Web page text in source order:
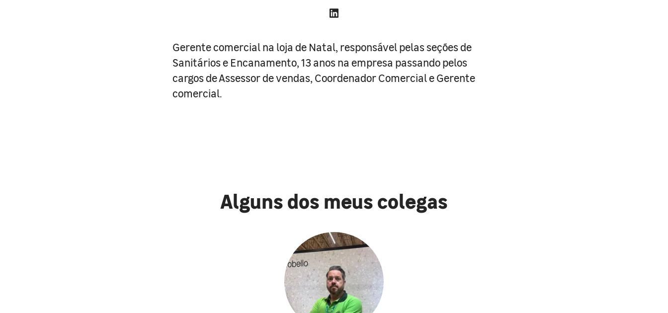
Gerente comercial na loja de Natal, responsável pelas seções de
Sanitários e Encanamento, 13 anos na empresa passando pelos
cargos de Assessor de vendas, Coordenador Comercial e Gerente
comercial.
Alguns dos meus colegas